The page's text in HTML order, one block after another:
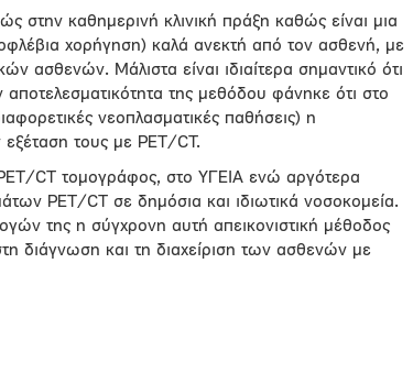
στην καθημερινή κλινική πράξη καθώς είναι μια
χορήγηση) καλά ανεκτή από τον ασθενή, με
ασθενών. Μάλιστα είναι ιδιαίτερα σημαντικό ότι
αποτελεσματικότητα της μεθόδου φάνηκε ότι στο
νεοπλασματικές παθήσεις) η
τους με PET/CT.
CT τομογράφος, στο ΥΓΕΙΑ ενώ αργότερα
PET/CT σε δημόσια και ιδιωτικά νοσοκομεία.
της η σύγχρονη αυτή απεικονιστική μέθοδος
διάγνωση και τη διαχείριση των ασθενών με